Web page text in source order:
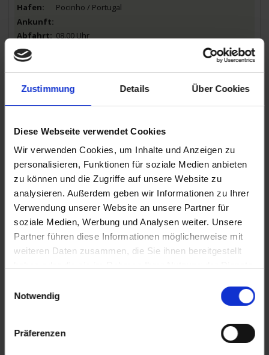
Zustimmung Details Über Cookies
Diese Webseite verwendet Cookies
Wir verwenden Cookies, um Inhalte und Anzeigen zu
personalisieren, Funktionen für soziale Medien anbieten
zu können und die Zugriffe auf unsere Website zu
analysieren. Außerdem geben wir Informationen zu Ihrer
Verwendung unserer Website an unsere Partner für
soziale Medien, Werbung und Analysen weiter. Unsere
Partner führen diese Informationen möglicherweise mit
weiteren Daten zusammen, die Sie ihnen bereitgestellt
Notwendig
Präferenzen
Pocinho / Portugal
08.00 Uhr
12.10.2026
10.00 Uhr
12.10.2026
Regua / Portugal
12.30 Uhr
13.10.2026
Regua / Portugal
09.30 Uhr
13.10.2026
12.00 Uhr